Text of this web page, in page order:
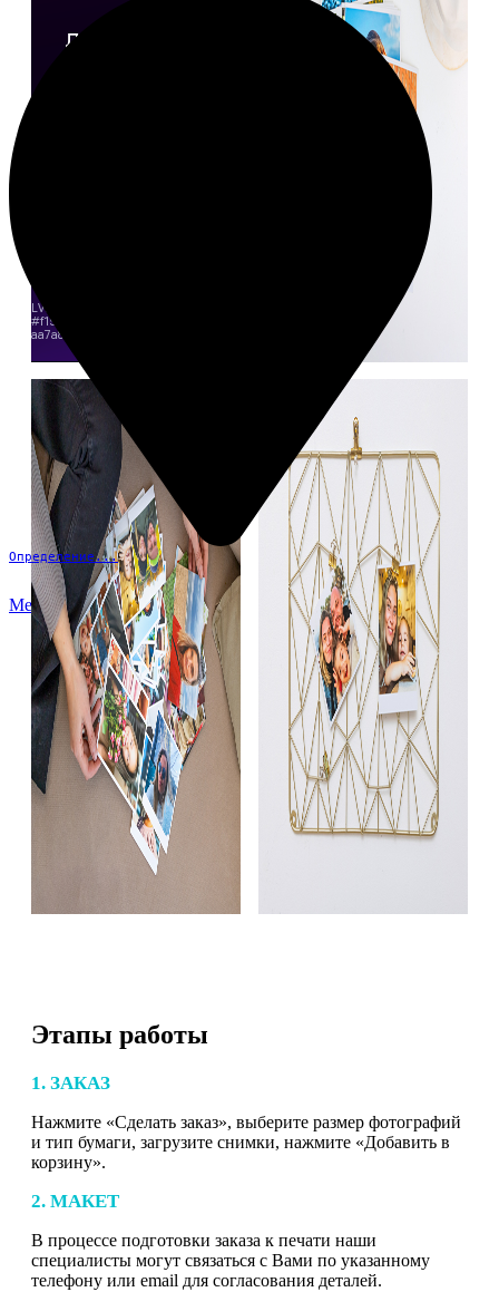
Определение...
Меню
Этапы работы
1. ЗАКАЗ
Нажмите «Сделать заказ», выберите размер фотографий
и тип бумаги, загрузите снимки, нажмите «Добавить в
корзину».
2. МАКЕТ
В процессе подготовки заказа к печати наши
специалисты могут связаться с Вами по указанному
телефону или email для согласования деталей.